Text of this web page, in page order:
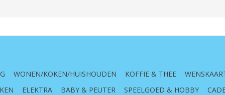
WONEN/KOKEN/HUISHOUDEN KOFFIE & THEE
ELEKTRA BABY & PEUTER SPEELGOED & HOBBY